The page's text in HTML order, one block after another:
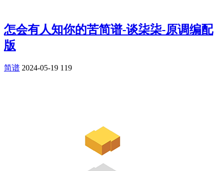
怎会有人知你的苦简谱-谈柒柒-原调编配
版
简谱 2024-05-19 119